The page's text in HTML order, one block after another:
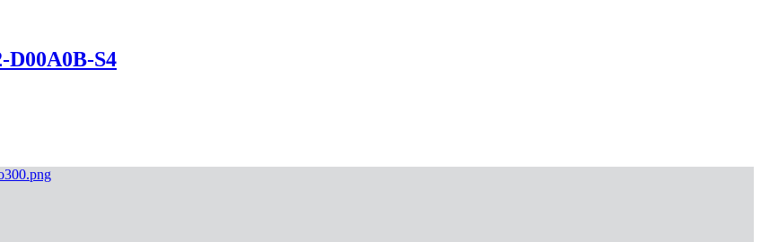
D00A0B-S4